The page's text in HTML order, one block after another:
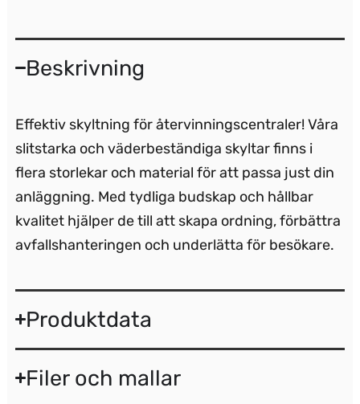
Beskrivning
Effektiv skyltning för återvinningscentraler! Våra
slitstarka och väderbeständiga skyltar finns i
flera storlekar och material för att passa just din
anläggning. Med tydliga budskap och hållbar
kvalitet hjälper de till att skapa ordning, förbättra
avfallshanteringen och underlätta för besökare.
Produktdata
Filer och mallar